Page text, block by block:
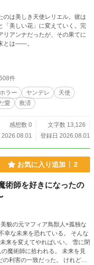
のは美しき天使レリエル。彼は
「美しい花」に変えていく。完
リアンナだったが、その果てに
とは――。
件
ラー ヤンデレ
天使
愛 救済
感想数 0
文字数 13,126
2026.08.01
登録日 2026.08.01
お気に入り追加 2
術師を好きになったの
貌の元マフィア鳥獣人×孤独な
変えてやればいい。 雪に閉
に拾われる。 未来を見